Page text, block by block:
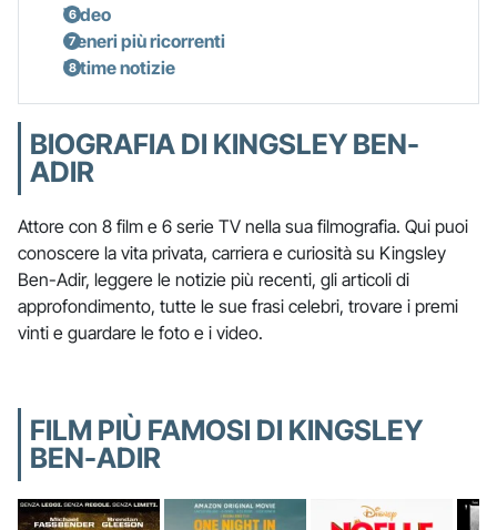
Video
Generi più ricorrenti
Ultime notizie
BIOGRAFIA DI KINGSLEY BEN-
ADIR
Attore con 8 film e 6 serie TV nella sua filmografia. Qui puoi
conoscere la vita privata, carriera e curiosità su Kingsley
Ben-Adir, leggere le notizie più recenti, gli articoli di
approfondimento, tutte le sue frasi celebri, trovare i premi
vinti e guardare le foto e i video.
FILM PIÙ FAMOSI DI KINGSLEY
BEN-ADIR